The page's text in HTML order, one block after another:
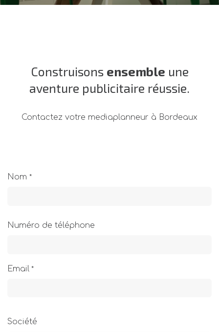
Construisons ensemble une
aventure publicitaire réussie.
Contactez votre mediaplanneur à Bordeaux
Nom *
Numéro de téléphone
Email *
Société